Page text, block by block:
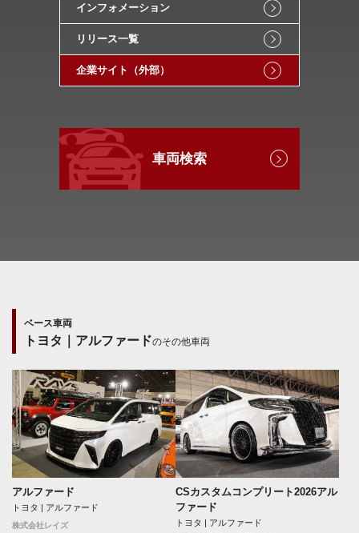
インフォメーション
リリース一覧
企業サイト（外部）
車両検索
ベース車両
トヨタ｜アルファードのその他車両
アルファード
トヨタ | アルファード
株式会社レイズ
CSカスタムコンプリート2026アル
ファード
トヨタ | アルファード